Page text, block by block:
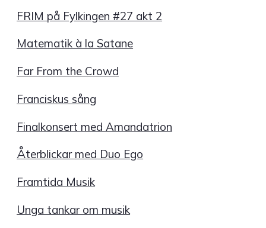
FRIM på Fylkingen #27 akt 2
Matematik à la Satane
Far From the Crowd
Franciskus sång
Finalkonsert med Amandatrion
Återblickar med Duo Ego
Framtida Musik
Unga tankar om musik